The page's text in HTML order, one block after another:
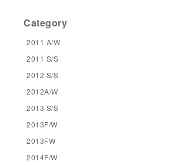
Category
2011 A/W
2011 S/S
2012 S/S
2012A/W
2013 S/S
2013F/W
2013FW
2014F/W